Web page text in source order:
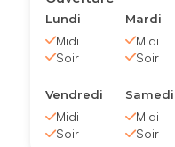
Lundi
Midi
Soir
Mardi
Midi
Soir
Vendredi
Midi
Soir
Samedi
Midi
Soir